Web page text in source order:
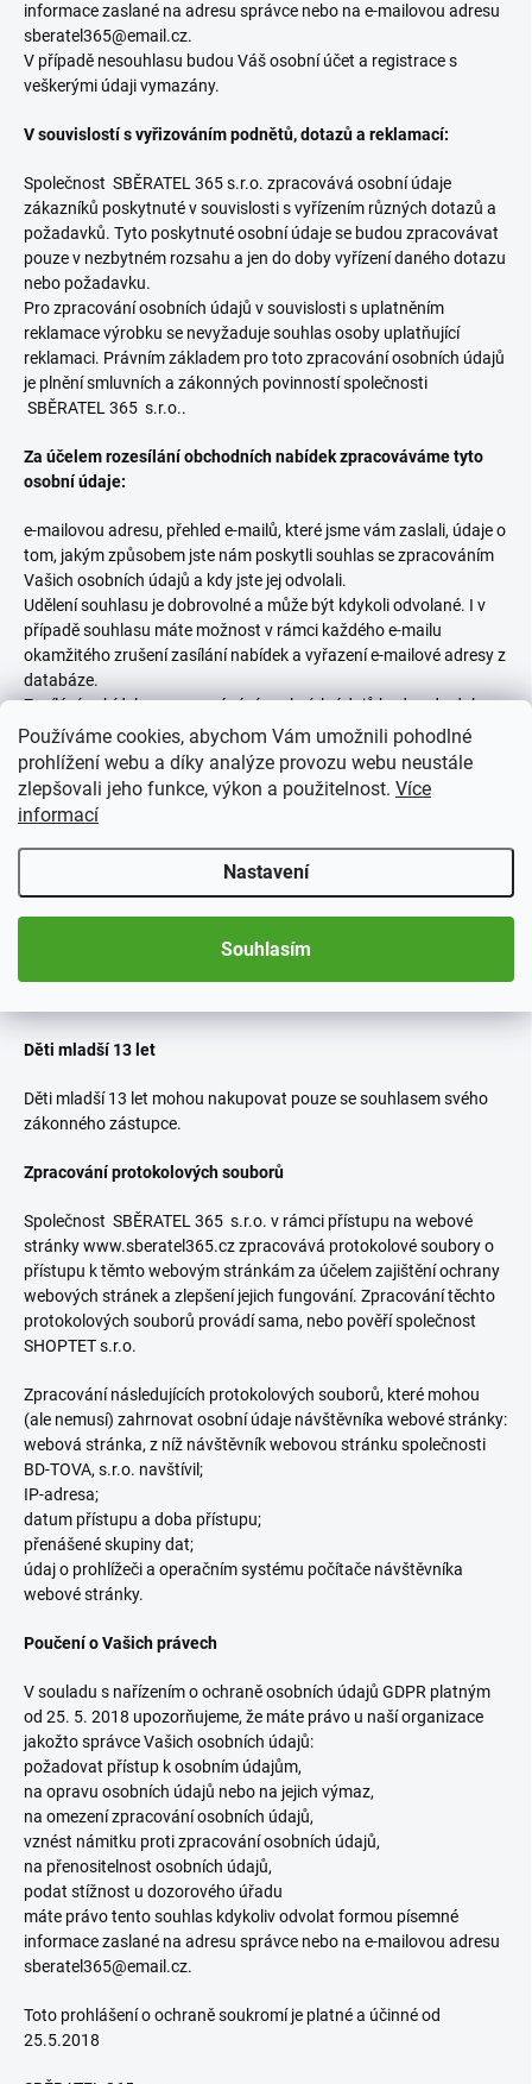
Používáme cookies, abychom Vám umožnili pohodlné
prohlížení webu a díky analýze provozu webu neustále
zlepšovali jeho funkce, výkon a použitelnost. Více
informací
Nastavení
Souhlasím
informace zaslané na adresu správce nebo na e-mailovou adresu
sberatel365@email.cz.
V případě nesouhlasu budou Váš osobní účet a registrace s
veškerými údaji vymazány.
V souvislostí s vyřizováním podnětů, dotazů a reklamací:
Společnost SBĚRATEL 365 s.r.o. zpracovává osobní údaje
zákazníků poskytnuté v souvislosti s vyřízením různých dotazů a
požadavků. Tyto poskytnuté osobní údaje se budou zpracovávat
pouze v nezbytném rozsahu a jen do doby vyřízení daného dotazu
nebo požadavku.
Pro zpracování osobních údajů v souvislosti s uplatněním
reklamace výrobku se nevyžaduje souhlas osoby uplatňující
reklamaci. Právním základem pro toto zpracování osobních údajů
je plnění smluvních a zákonných povinností společnosti
SBĚRATEL 365 s.r.o..
Za účelem rozesílání obchodních nabídek zpracováváme tyto
osobní údaje:
e-mailovou adresu, přehled e-mailů, které jsme vám zaslali, údaje o
tom, jakým způsobem jste nám poskytli souhlas se zpracováním
Vašich osobních údajů a kdy jste jej odvolali.
Udělení souhlasu je dobrovolné a může být kdykoli odvolané. I v
případě souhlasu máte možnost v rámci každého e-mailu
okamžitého zrušení zasílání nabídek a vyřazení e-mailové adresy z
databáze.
Zasílání nabídek a zpracovávání osobních údajů budou do doby
odvolání uděleného souhlasu.
Komu budeme Vaše údaje předávat?
Osobní údaje společnost
v případě, kdy je objednané zboží na základě žádosti zákazníka
doručováno na adresu uvedenou v objednávce, předává je
dopravní společnosti PPL nebo poštovním doručovatelům.
K vaším osobním údajům mohou získat přístup v určitém rozsahu
Děti mladší 13 let
Děti mladší 13 let mohou nakupovat pouze se souhlasem svého
zákonného zástupce.
Zpracování protokolových souborů
Společnost SBĚRATEL 365 s.r.o. v rámci přístupu na webové
stránky www.sberatel365.cz zpracovává protokolové soubory o
přístupu k těmto webovým stránkám za účelem zajištění ochrany
webových stránek a zlepšení jejich fungování. Zpracování těchto
protokolových souborů provádí sama, nebo pověří společnost
SHOPTET s.r.o.
Zpracování následujících protokolových souborů, které mohou
(ale nemusí) zahrnovat osobní údaje návštěvníka webové stránky:
webová stránka, z níž návštěvník webovou stránku společnosti
BD-TOVA, s.r.o. navštívil;
IP-adresa;
datum přístupu a doba přístupu;
přenášené skupiny dat;
údaj o prohlížeči a operačním systému počítače návštěvníka
webové stránky.
Poučení o Vašich právech
V souladu s nařízením o ochraně osobních údajů GDPR platným
od 25. 5. 2018 upozorňujeme, že máte právo u naší organizace
jakožto správce Vašich osobních údajů:
požadovat přístup k osobním údajům,
na opravu osobních údajů nebo na jejich výmaz,
na omezení zpracování osobních údajů,
vznést námitku proti zpracování osobních údajů,
na přenositelnost osobních údajů,
podat stížnost u dozorového úřadu
máte právo tento souhlas kdykoliv odvolat formou písemné
informace zaslané na adresu správce nebo na e-mailovou adresu
sberatel365@email.cz.
Toto prohlášení o ochraně soukromí je platné a účinné od
25.5.2018